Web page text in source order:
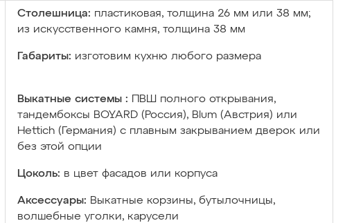
Столешница: пластиковая, толщина 26 мм или 38 мм;
из искусственного камня, толщина 38 мм
Габариты: изготовим кухню любого размера
Выкатные системы :
ПВШ полного открывания,
тандембоксы BOYARD (Россия), Blum (Австрия) или
Hettich (Германия) с плавным закрыванием дверок или
без этой опции
Цоколь: в цвет фасадов или корпуса
Аксессуары: Выкатные корзины, бутылочницы,
волшебные уголки, карусели